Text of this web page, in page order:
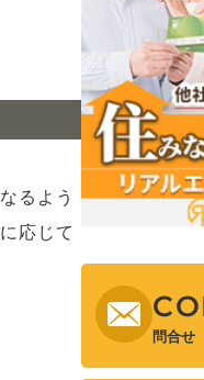
るよう
応じて
問合せ